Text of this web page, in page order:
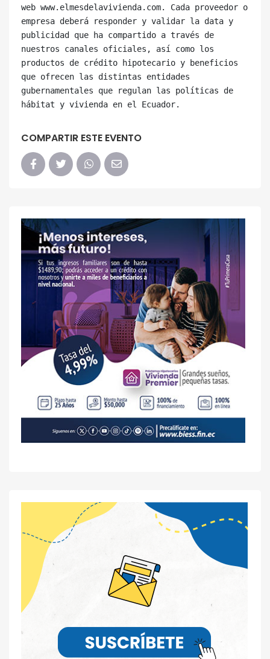
web www.elmesdelavivienda.com. Cada proveedor o
empresa deberá responder y validar la data y
publicidad que ha compartido a través de
nuestros canales oficiales, así como los
productos de crédito hipotecario y beneficios
que ofrecen las distintas entidades
gubernamentales que regulan las políticas de
COMPARTIR ESTE EVENTO